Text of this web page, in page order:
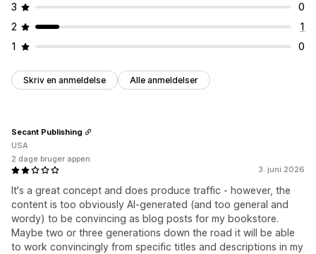
3
0
2
1
1
0
Skriv en anmeldelse Alle anmeldelser
3. juni 2026
It's a great concept and does produce traffic - however, the
content is too obviously AI-generated (and too general and
wordy) to be convincing as blog posts for my bookstore.
Maybe two or three generations down the road it will be able
to work convincingly from specific titles and descriptions in my
Secant Publishing
USA
2 dage bruger appen